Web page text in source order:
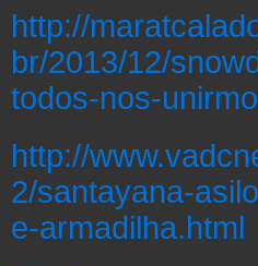
http://
br/2013/12/
todos-nos-
http://
2/santayana-
e-armadilha.html